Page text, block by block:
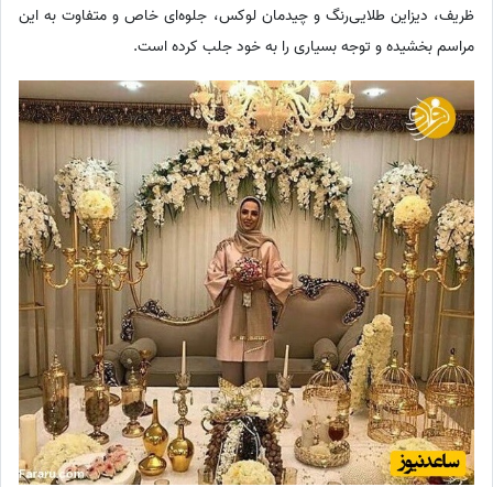
ظریف، دیزاین طلایی‌رنگ و چیدمان لوکس، جلوه‌ای خاص و متفاوت به این
مراسم بخشیده و توجه بسیاری را به خود جلب کرده است.